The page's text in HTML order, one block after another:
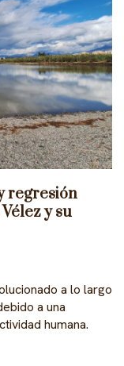
regresión
y su
a lo largo
a una
humana.